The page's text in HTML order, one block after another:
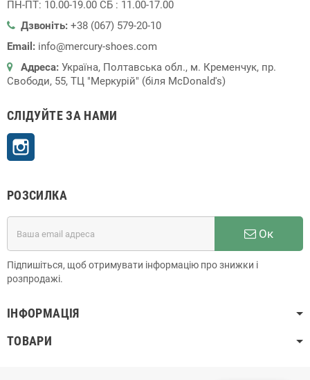
ПН-ПТ: 10.00-19.00 СБ : 11.00-17.00
Дзвоніть: +38 (067) 579-20-10
Email: info@mercury-shoes.com
Адреса: Україна, Полтавська обл., м. Кременчук, пр.
Свободи, 55, ТЦ "Меркурій" (біля McDonald's)
СЛІДУЙТЕ ЗА НАМИ
РОЗСИЛКА
Ок
Підпишіться, щоб отримувати інформацію про знижки і
розпродажі.
ІНФОРМАЦІЯ
ТОВАРИ